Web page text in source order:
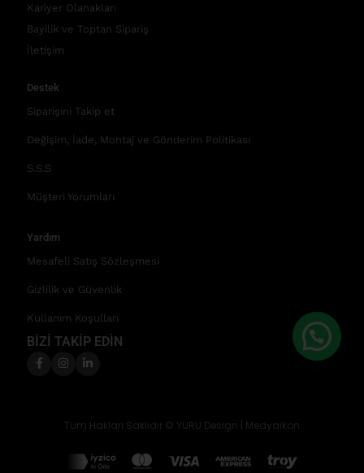
Kariyer Olanakları
Bayilik ve Toptan Sipariş
İletişim
Destek
Siparişini Takip et
Değişim, İade, Montaj ve Gönderim Politikası
S.S.S
Müşteri Yorumları
Yardım
Mesafeli Satış Sözleşmesi
Gizlilik ve Güvenlik
Kullanım Koşulları
BİZİ TAKİP EDİN
Tüm Hakları Saklıdır © YURU Design | Medyaikon